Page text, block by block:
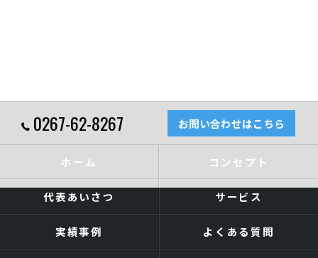
0267-62-8267 お問い合わせはこちら
ホーム コンセプト
代表あいさつ サービス
実績事例 よくある質問